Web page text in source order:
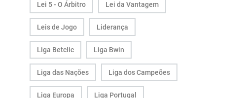
Lei 5 - O Árbitro Lei da Vantagem
Leis de Jogo Liderança
Liga Betclic Liga Bwin
Liga das Nações Liga dos Campeões
Liga Europa Liga Portugal